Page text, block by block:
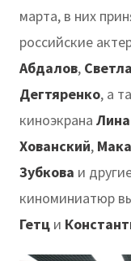
марта, в них
российские
Абдалов,
Дегтяренко, а
киноэкрана
Хованский,
Зубкова и
киноминиатюр
Гетц и